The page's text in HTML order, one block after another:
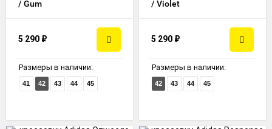
/ Gum
5 290 ₽
Размеры в наличии:
41 42 43 44 45
/ Violet
5 290 ₽
Размеры в наличии:
42 43 44 45